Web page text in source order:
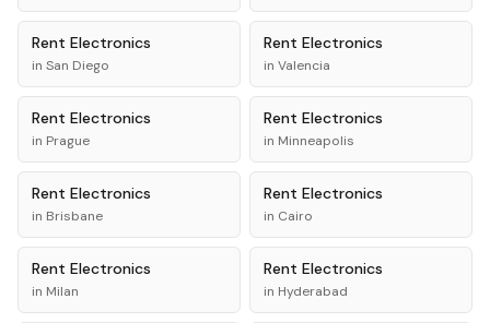
Rent Electronics
in San Diego
Rent Electronics
in Valencia
Rent Electronics
in Prague
Rent Electronics
in Minneapolis
Rent Electronics
in Brisbane
Rent Electronics
in Cairo
Rent Electronics
in Milan
Rent Electronics
in Hyderabad